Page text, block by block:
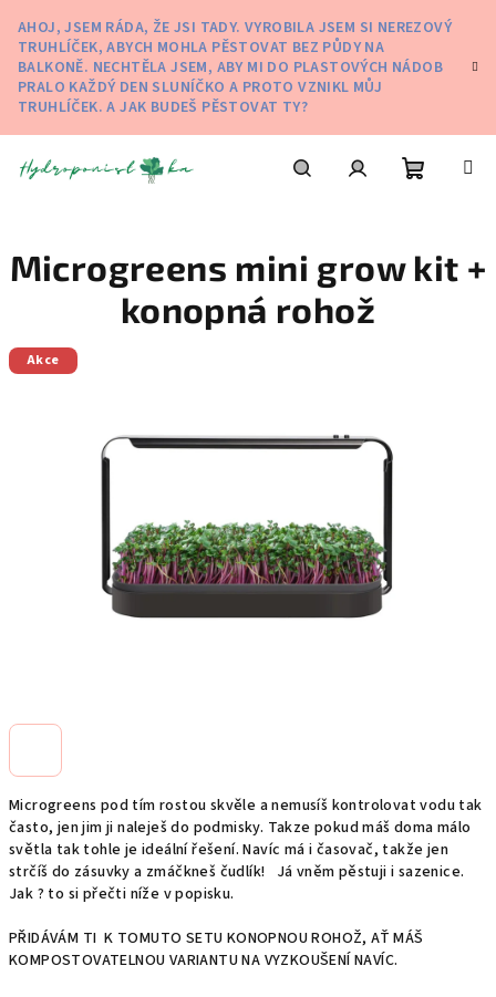
obsah
AHOJ, JSEM RÁDA, ŽE JSI TADY. VYROBILA JSEM SI NEREZOVÝ
TRUHLÍČEK, ABYCH MOHLA PĚSTOVAT BEZ PŮDY NA
BALKONĚ. NECHTĚLA JSEM, ABY MI DO PLASTOVÝCH NÁDOB
PRALO KAŽDÝ DEN SLUNÍČKO A PROTO VZNIKL MŮJ
TRUHLÍČEK. A JAK BUDEŠ PĚSTOVAT TY?
košík
Microgreens pod tím rostou skvěle a nemusíš kontrolovat vodu tak
často, jen jim ji naleješ do podmisky. Takze pokud máš doma málo
světla tak tohle je ideální řešení. Navíc má i časovač, takže jen
strčíš do zásuvky a zmáčkneš čudlík! Já vněm pěstuji i sazenice.
Jak ? to si přečti níže v popisku.
PŘIDÁVÁM TI K TOMUTO SETU KONOPNOU ROHOŽ, AŤ MÁŠ
KOMPOSTOVATELNOU VARIANTU NA VYZKOUŠENÍ NAVÍC.
Microgreens mini grow kit +
konopná rohož
Akce